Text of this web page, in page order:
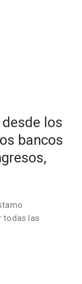
los
bancos
todas las